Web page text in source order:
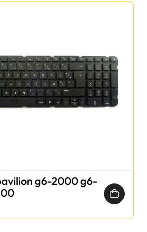
g6-2000 g6-